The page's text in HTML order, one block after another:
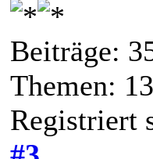
Beiträge:
Themen: 13
Registriert